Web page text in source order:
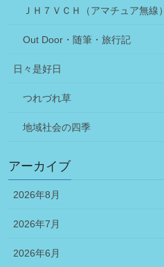
ＪＨ７ＶＣＨ（アマチュア無線）
Out Door・随筆・旅行記
日々是好日
つれづれ草
地域社会の四季
アーカイブ
2026年8月
2026年7月
2026年6月